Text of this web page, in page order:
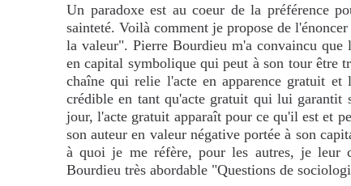
Un paradoxe est au coeur de la préférence
sainteté. Voilà comment je propose de
la valeur". Pierre Bourdieu m'a convaincu que
en capital symbolique qui peut à son tour être
chaîne qui relie l'acte en apparence gratuit et
crédible en tant qu'acte gratuit qui lui garantit
jour, l'acte gratuit apparaît pour ce qu'il est et
son auteur en valeur négative portée à son
à quoi je me réfère, pour les autres, je leur
Bourdieu très abordable "Questions de